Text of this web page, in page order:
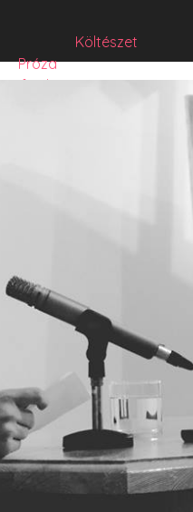
Költészet
Próza
Műfordítás
HISZTI
comicON
PesText
PesText 2022
PesText 2023
PesText 2024
PesText 2025
+SZIF